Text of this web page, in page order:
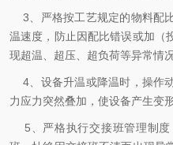
3、严格按工艺规定的物料配
温速度，防止因配比错误或加（
现超温、超压、超负荷等异常情
4、设备升温或降温时，操作
力应力突然叠加，使设备产生变
5、严格执行交接班管理制度